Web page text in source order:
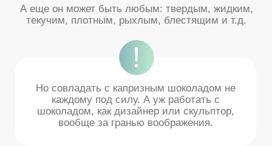
кто
Для тех,
хочет стать лидером ниши!
кто готов своим мастерствомудивлять
Для вас, наша онлайн программа по обучению
профессиональной работе над шоколадным
декором!